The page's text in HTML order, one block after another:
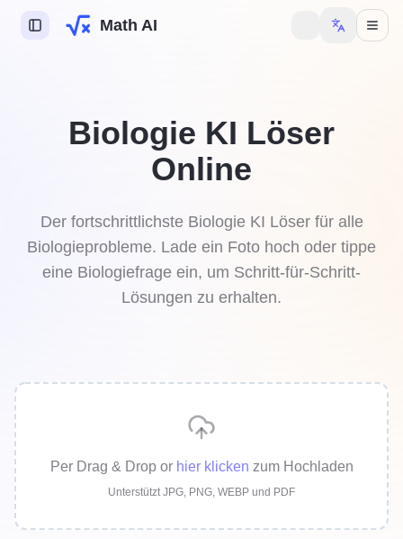
Math AI
Biologie KI Löser
Online
Der fortschrittlichste Biologie KI Löser für alle
Biologieprobleme. Lade ein Foto hoch oder tippe
eine Biologiefrage ein, um Schritt-für-Schritt-
Lösungen zu erhalten.
Per Drag & Dropor hier klicken zum Hochladen
Unterstützt JPG, PNG, WEBP und PDF